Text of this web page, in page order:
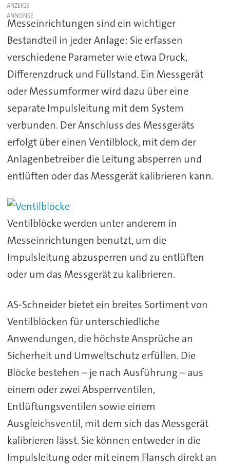
ANZEIGE
Messeinrichtungen sind ein wichtiger
Bestandteil in jeder Anlage: Sie erfassen
verschiedene Parameter wie etwa Druck,
Differenzdruck und Füllstand. Ein Messgerät
oder Messumformer wird dazu über eine
separate Impulsleitung mit dem System
verbunden. Der Anschluss des Messgeräts
erfolgt über einen Ventilblock, mit dem der
Anlagenbetreiber die Leitung absperren und
entlüften oder das Messgerät kalibrieren kann.
Ventilblöcke werden unter anderem in
Messeinrichtungen benutzt, um die
Impulsleitung abzusperren und zu entlüften
oder um das Messgerät zu kalibrieren.
AS-Schneider bietet ein breites Sortiment von
Ventilblöcken für unterschiedliche
Anwendungen, die höchste Ansprüche an
Sicherheit und Umweltschutz erfüllen. Die
Blöcke bestehen – je nach Ausführung – aus
einem oder zwei Absperrventilen,
Entlüftungsventilen sowie einem
Ausgleichsventil, mit dem sich das Messgerät
kalibrieren lässt. Sie können entweder in die
Impulsleitung oder mit einem Flansch direkt an